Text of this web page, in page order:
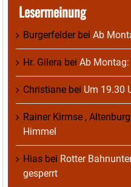
Lesermeinung
Burgerfelderbei Ab
Hr. Gilera bei Ab
Christiane bei Um 19.30
Rainer Kirmse , Altenburg
Himmel
Hias bei Rotter
gesperrt